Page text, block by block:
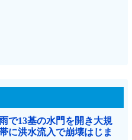
で13基の水門を開き大規
に洪水流入で崩壊はじま